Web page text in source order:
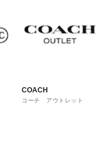
COACH
コーチ アウトレット